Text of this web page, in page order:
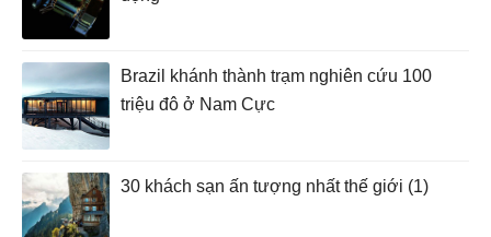
Brazil khánh thành trạm nghiên cứu 100
triệu đô ở Nam Cực
30 khách sạn ấn tượng nhất thế giới (1)